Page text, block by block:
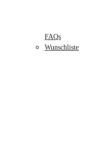
FAQs
Wunschliste